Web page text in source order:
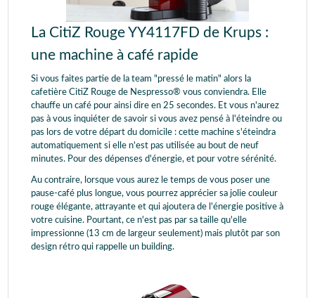
La CitiZ Rouge YY4117FD de Krups :
une machine à café rapide
Si vous faites partie de la team "pressé le matin" alors la
cafetière CitiZ Rouge de Nespresso® vous conviendra. Elle
chauffe un café pour ainsi dire en 25 secondes. Et vous n'aurez
pas à vous inquiéter de savoir si vous avez pensé à l'éteindre ou
pas lors de votre départ du domicile : cette machine s'éteindra
automatiquement si elle n'est pas utilisée au bout de neuf
minutes. Pour des dépenses d'énergie, et pour votre sérénité.
Au contraire, lorsque vous aurez le temps de vous poser une
pause-café plus longue, vous pourrez apprécier sa jolie couleur
rouge élégante, attrayante et qui ajoutera de l'énergie positive à
votre cuisine. Pourtant, ce n'est pas par sa taille qu'elle
impressionne (13 cm de largeur seulement) mais plutôt par son
design rétro qui rappelle un building.